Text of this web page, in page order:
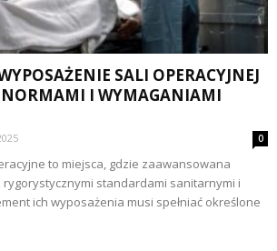
SALI OPERACYJNEJ
NORMAMI I WYMAGANIAMI
0
to miejsca, gdzie zaawansowana
rygorystycznymi standardami sanitarnymi i
ich wyposażenia musi spełniać określone